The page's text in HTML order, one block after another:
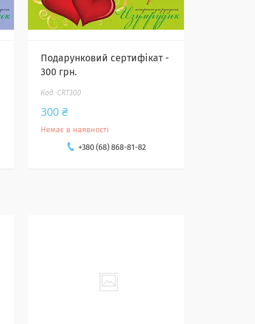
Подарунковий сертифікат -
300 грн.
CRT300
300 ₴
Немає в наявності
+380 (68) 868-81-82